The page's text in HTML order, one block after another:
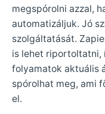
megspórolni azzal,
automatizáljuk. Jó
szolgáltatását.
is lehet riportoltatni,
folyamatok aktuális
spórolhat meg, ami
el.